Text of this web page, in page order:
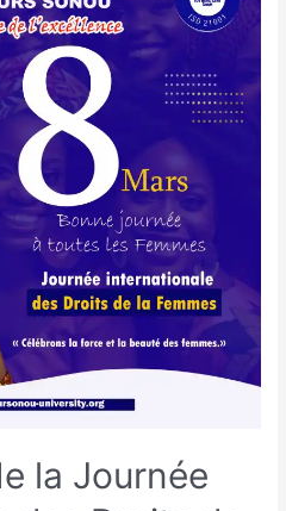
la Journée